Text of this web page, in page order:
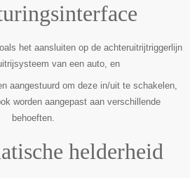
het aansluiten op de achteruitrijtriggerlijn
van een auto, en
aangestuurd om deze in/uit te schakelen,
worden aangepast aan verschillende
behoeften.
helderheid